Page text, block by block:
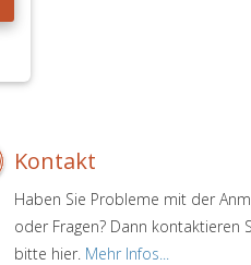
Kontakt
Haben Sie Probleme mit der
oder Fragen? Dann kontaktieren
bitte hier. Mehr Infos...